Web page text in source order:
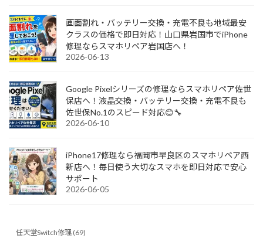
画面割れ・バッテリー交換・充電不良も地域最安
クラスの価格で即日対応！山口県岩国市でiPhone
修理ならスマホリペア岩国店へ！
2026-06-13
Google Pixelシリーズの修理ならスマホリペア佐世
保店へ！液晶交換・バッテリー交換・充電不良も
佐世保No.1のスピード対応😊🔧
2026-06-10
iPhone17修理なら福岡市早良区のスマホリペア西
新店へ！毎日使う大切なスマホを即日対応で安心
サポート
2026-06-05
任天堂Switch修理 (69)